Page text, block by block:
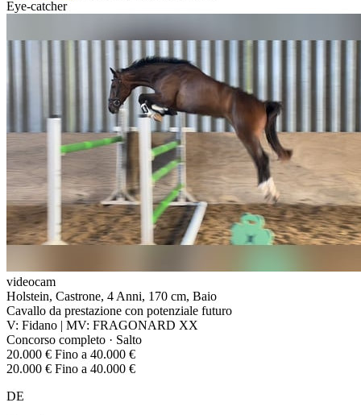
Eye-catcher
videocam
Holstein, Castrone, 4 Anni, 170 cm, Baio
Cavallo da prestazione con potenziale futuro
V: Fidano | MV: FRAGONARD XX
Concorso completo · Salto
20.000 € Fino a 40.000 €
20.000 € Fino a 40.000 €
DE